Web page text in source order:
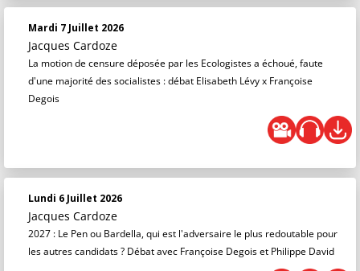
Mardi 7 Juillet 2026
Jacques Cardoze
La motion de censure déposée par les Ecologistes a échoué, faute
d'une majorité des socialistes : débat Elisabeth Lévy x Françoise
Degois
Lundi 6 Juillet 2026
Jacques Cardoze
2027 : Le Pen ou Bardella, qui est l'adversaire le plus redoutable pour
les autres candidats ? Débat avec Françoise Degois et Philippe David